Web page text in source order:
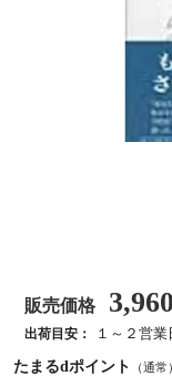
販売価格 3,960
出荷目安：
１～２営
たまるdポイント
（通常）